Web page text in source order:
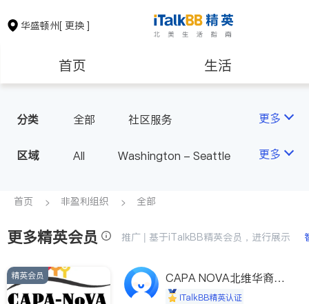
华盛顿州[ 更换 ]
首页 生活
房地产租售 银行贷款
会计师
教育 养老
非盈利组织
分类 全部 社区服务 更多
区域 All Washington - Seattle 更多
首页 非盈利组织 全部
更多精英会员 推广 | 基于iTalkBB精英会员，进行展示
精英会员
CAPA NOVA北维华裔家
长会iTalkBB精英认证